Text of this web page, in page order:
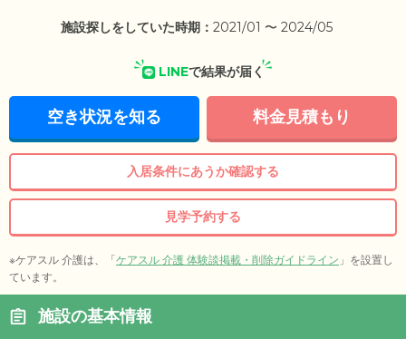
施設探しをしていた時期： 2021/01 〜 2024/05
LINEで結果が届く
空き状況を知る 料金見積もり
入居条件にあうか確認する
見学予約する
※ケアスル 介護は、「ケアスル 介護 体験談掲載・削除ガイドライン 」を設置し
ています。
施設の基本情報